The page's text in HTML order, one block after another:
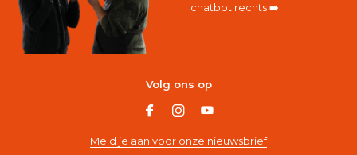
chatbot rechts ➡️
Volg ons op
Meld je aan voor onze nieuwsbrief